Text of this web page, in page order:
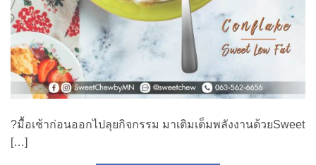
?มื้อเช้าก่อนออกไปลุยกิจกรรม มาเติมเต็มพลังงานด้วยSweet
[…]